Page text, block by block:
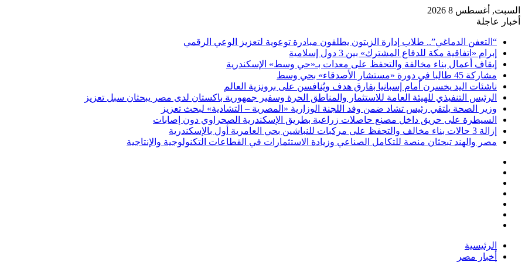
السبت, أغسطس 8 2026
أخبار عاجلة
“التعفن الدماغي”.. طلاب إدارة الزيتون يطلقون مبادرة توعوية لتعزيز الوعي الرقمي
إبرام «اتفاقية مكة للدفاع المشترك» بين 3 دول إسلامية
إيقاف أعمال بناء مخالفة والتحفظ على معدات بـ«حي وسط» الإسكندرية
مشاركة 45 طالبا في دورة «مستشار الأصدقاء» بحي وسط
ناشئات اليد يخسرن أمام إسبانيا بفارق هدف ويُنافسن على برونزية العالم
الرئيس التنفيذي للهيئة العامة للاستثمار والمناطق الحرة وسفير جمهورية باكستان لدى مصر يبحثان سبل تعزيز
وزير الصحة يلتقي رئيس تشاد ضمن وفد اللجنة الوزارية «المصرية – التشادية» لبحث تعزيز
السيطرة على حريق داخل مصنع حاصلات زراعية بطريق الإسكندرية الصحراوي دون إصابات
إزالة 3 حالات بناء مخالف والتحفظ على مركبات للنباشين بحي العامرية أول بالإسكندرية
مصر والهند تبحثان منصة للتكامل الصناعي وزيادة الاستثمارات في القطاعات التكنولوجية والإنتاجية
جانبي
الرئيسية
أخبار مصر